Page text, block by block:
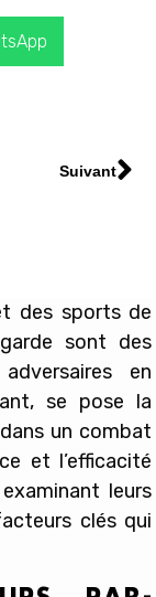
Suivant
des sports de
sont des
en
se pose la
un combat
et l’efficacité
leurs
clés qui